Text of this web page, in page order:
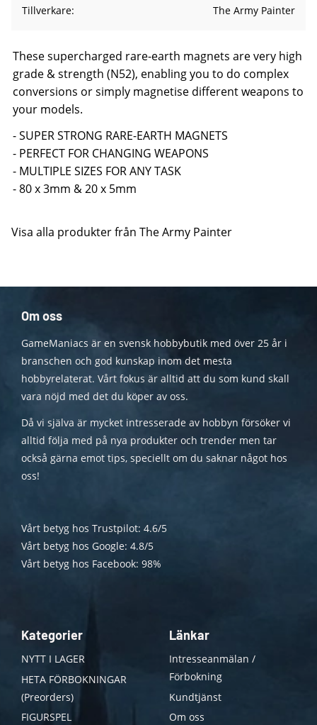
Tillverkare
The Army Painter
These supercharged rare-earth magnets are very high
grade & strength (N52), enabling you to do complex
conversions or simply magnetise different weapons to
your models.
- SUPER STRONG RARE-EARTH MAGNETS
- PERFECT FOR CHANGING WEAPONS
- MULTIPLE SIZES FOR ANY TASK
- 80 x 3mm & 20 x 5mm
Visa alla produkter från The Army Painter
Om oss
GameManiacs är en svensk hobbybutik med över 25 år i
branschen och god kunskap inom det mesta
hobbyrelaterat. Vårt fokus är alltid att du som kund skall
vara nöjd med det du köper av oss.
Då vi själva är mycket intresserade av hobbyn försöker vi
alltid följa med på nya produkter och trender men tar
också gärna emot tips, speciellt om du saknar något hos
oss!
Vårt betyg hos Trustpilot: 4.6/5
Vårt betyg hos Google: 4.8/5
Vårt betyg hos Facebook: 98%
Kategorier
NYTT I LAGER
HETA FÖRBOKNINGAR
(Preorders)
FIGURSPEL
Länkar
Intresseanmälan /
Förbokning
Kundtjänst
Om oss